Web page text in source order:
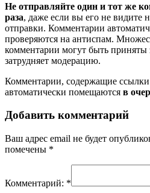
Не отправляйте один и тот же
раза, даже если вы его не видите
отправки. Комментарии
проверяются на антиспам.
комментарии могут быть приняты
затрудняет модерацию.
Комментарии, содержащие
автоматически помещаются в
Добавить комментарий
Ваш адрес email не будет
помечены *
Комментарий: *